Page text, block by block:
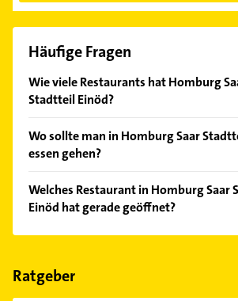
Häufige Fragen
Wie viele Restaurants hat Homburg
Stadtteil Einöd?
Homburg Saar Stadtteil Einöd und
Umgebung auf. Auf den jeweiligen
Informationen, um das für Sie
in Ihrer Nähe zu finden.
Wo sollte man in Homburg Saar
essen gehen?
Restaurants, die einen Besuch wert
bewerteten Restaurants sind
Gaststätte des Sportheim Einöd,
Heimservice Amici Miei Restaurant
Welches Restaurant in Homburg Saar
Einöd hat gerade geöffnet?
Im Anbieter-Bereich finden Sie alle
Feiertagen abweichen können.
Ratgeber